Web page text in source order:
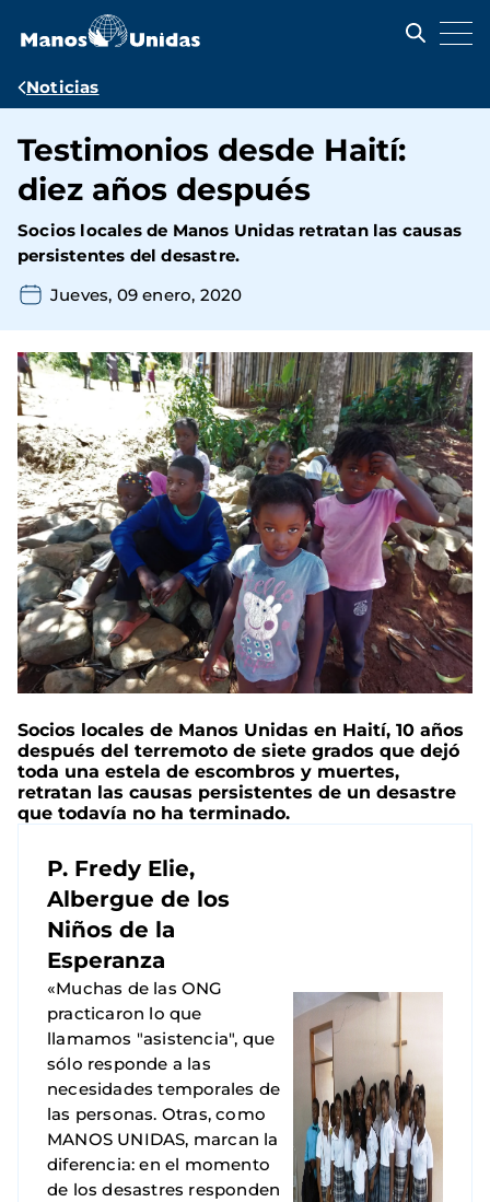
contenido
Ruta
navegación
Noticias
Testimonios desde Haití:
diez años después
Socios locales de Manos Unidas retratan las causas
persistentes del desastre.
Jueves, 09 enero, 2020
Socios locales de Manos Unidas en Haití, 10 años
después del terremoto de siete grados que dejó
toda una estela de escombros y muertes,
retratan las causas persistentes de un desastre
que todavía no ha terminado.
P. Fredy Elie,
Albergue de los
Niños de la
Esperanza
«Muchas de las ONG
practicaron lo que
llamamos "asistencia", que
sólo responde a las
necesidades temporales de
las personas. Otras, como
MANOS UNIDAS, marcan la
diferencia: en el momento
de los desastres responden